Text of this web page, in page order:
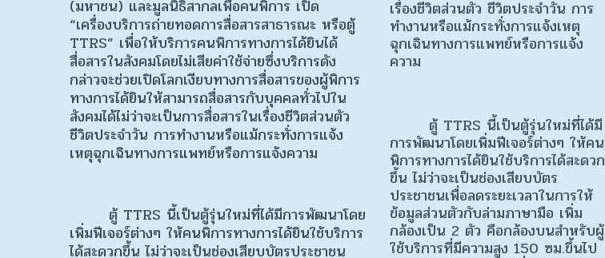
(มหาชน) และมูลนิธิสากลเพื่อคนพิการ เปิด
“เครื่องบริการถ่ายทอดการสื่อสารสาธารณะ หรือตู้
TTRS” เพื่อให้บริการคนพิการทางการได้ยินได้
สื่อสารในสังคมโดยไม่เสียค่าใช้จ่ายซึ่งบริการดัง
กล่าวจะช่วยเปิดโลกเงียบทางการสื่อสารของผู้พิการ
ทางการได้ยินให้สามารถสื่อสารกับบุคคลทั่วไปใน
สังคมได้ไม่ว่าจะเป็นการสื่อสารในเรื่องชีวิตส่วนตัว
ชีวิตประจำวัน การทำงานหรือแม้กระทั่งการแจ้ง
เหตุฉุกเฉินทางการแพทย์หรือการแจ้งความ
ตู้ TTRS นี้เป็นตู้รุ่นใหม่ที่ได้มีการพัฒนาโดย
เพิ่มฟีเจอร์ต่างๆ ให้คนพิการทางการได้ยินใช้บริการ
ได้สะดวกขึ้น ไม่ว่าจะเป็นช่องเสียบบัตรประชาชน
เรื่องชีวิตส่วนตัว ชีวิตประจำวัน การ
ทำงานหรือแม้กระทั่งการแจ้งเหตุ
ฉุกเฉินทางการแพทย์หรือการแจ้ง
ความ
ตู้ TTRS นี้เป็นตู้รุ่นใหม่ที่ได้มี
การพัฒนาโดยเพิ่มฟีเจอร์ต่างๆ ให้คน
พิการทางการได้ยินใช้บริการได้สะดวก
ขึ้น ไม่ว่าจะเป็นช่องเสียบบัตร
ประชาชนเพื่อลดระยะเวลาในการให้
ข้อมูลส่วนตัวกับล่ามภาษามือ เพิ่ม
กล้องเป็น 2 ตัว คือกล้องบนสำหรับผู้
ใช้บริการที่มีความสูง 150 ซม.ขึ้นไป